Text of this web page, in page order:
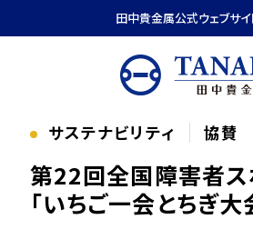
田中貴金属公式ウェブサ
サステナビリティ 協賛
第22回全国障害者
「いちご一会とちぎ大